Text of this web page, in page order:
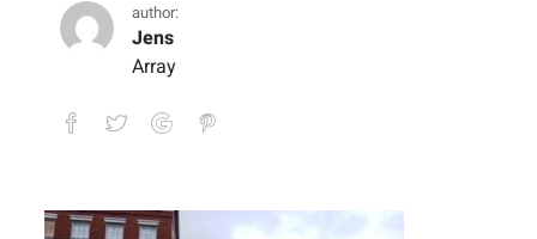
author:
Jens
Array
New Orleans